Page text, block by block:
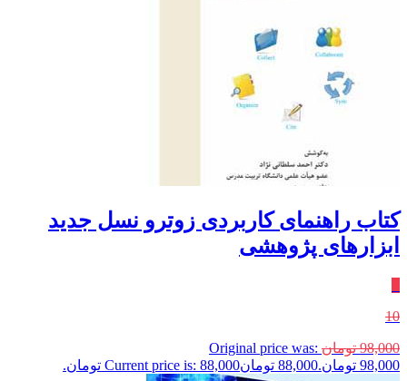
کتاب راهنمای کاربردی زوترو نسل جدید
ابزارهای پژوهشی
10
98,000 تومان Original price was:
98,000 تومان.
88,000 تومانCurrent price is: 88,000 تومان.